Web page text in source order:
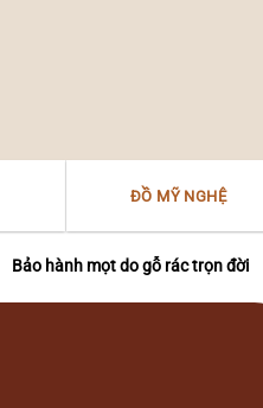
ĐỒ MỸ NGHỆ
Bảo hành mọt do gỗ rác trọn đời